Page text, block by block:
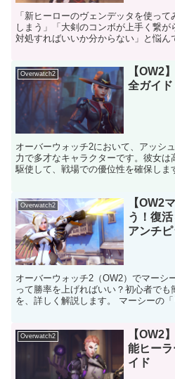
「新ヒーローのヴェンデッタを使っ
しまう」「大剣のコンボが上手く繋が
対処すればいいか分からない」と悩ん
Overwatch2
【OW2
全ガイ
オーバーウォッチ2において、アッシ
力で多才なキャラクターです。彼女
駆使して、戦場での優位性を確保し
Overwatch2
【OW2
う！復
アンチ
オーバーウォッチ2（OW2）でマーシ
って勝率を上げればいい？初心者で
を、詳しく解説します。 マーシーの
Overwatch2
【OW2
能ヒー
イド